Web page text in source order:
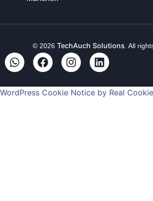
© 2026 TechAuch Solutions . All
WordPress Cookie Notice by Real